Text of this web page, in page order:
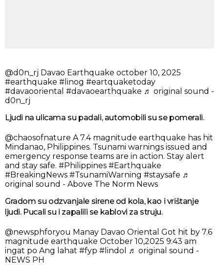
@d0n_rj Davao Earthquake october 10, 2025
#earthquake #linog #eartquaketoday
#davaooriental #davaoearthquake ♬ original sound -
d0n_rj
Ljudi na ulicama su padali, automobili su se pomerali.
@chaosofnature A 7.4 magnitude earthquake has hit
Mindanao, Philippines. Tsunami warnings issued and
emergency response teams are in action. Stay alert
and stay safe. #Philippines #Earthquake
#BreakingNews #TsunamiWarning #staysafe ♬
original sound - Above The Norm News
Gradom su odzvanjale sirene od kola, kao i vrištanje
ljudi. Pucali su i zapalili se kablovi za struju.
@newsphforyou Manay Davao Oriental Got hit by 7.6
magnitude earthquake October 10,2025 9:43 am
ingat po Ang lahat #fyp #lindol
♬ original sound -
NEWS PH